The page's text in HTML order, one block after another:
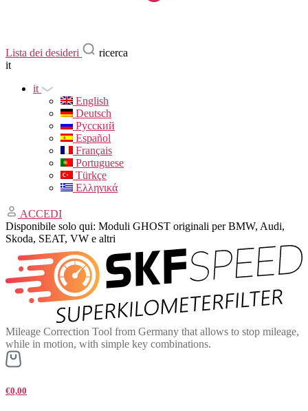
Lista dei desideri
ricerca
it
it
English
Deutsch
Русский
Español
Français
Portuguese
Türkçe
Ελληνικά
ACCEDI
Disponibile solo qui: Moduli GHOST originali per BMW, Audi,
Skoda, SEAT, VW e altri
Mileage Correction Tool from Germany that allows to stop mileage,
while in motion, with simple key combinations.
€0,00